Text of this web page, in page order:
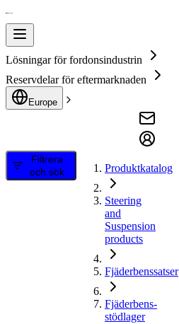
Lösningar för fordonsindustrin
Reservdelar för eftermarknaden
Europe
Filtrera
och sök
Produktkatalog
Steering
and
Suspension
products
Fjäderbenssatser
Fjäderbens-
stödlager